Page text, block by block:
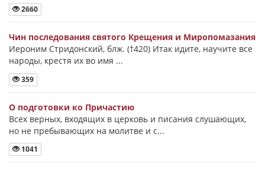
2660
Чин последования святого Крещения и Миропомазания
Иероним Стридонский, блж. (†420) Итак идите, научите все
народы, крестя их во имя ...
359
О подготовки ко Причастию
Всех верных, входящих в церковь и писания слушающих,
но не пребывающих на молитве и с...
1041